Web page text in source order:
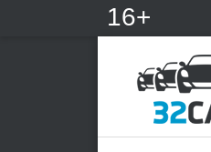
16+